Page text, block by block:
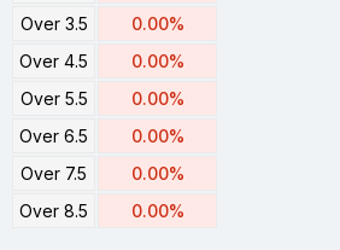
Over 3.5
0.00%
Over 4.5
0.00%
Over 5.5
0.00%
Over 6.5
0.00%
Over 7.5
0.00%
Over 8.5
0.00%